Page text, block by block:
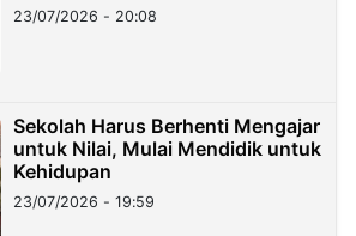
23/07/2026 - 20:08
Sekolah Harus Berhenti Mengajar
untuk Nilai, Mulai Mendidik untuk
Kehidupan
23/07/2026 - 19:59